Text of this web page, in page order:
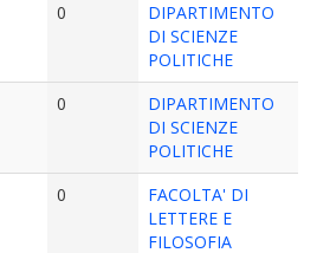
0
DIPARTIMENTO
DI SCIENZE
POLITICHE
0
DIPARTIMENTO
DI SCIENZE
POLITICHE
0
FACOLTA' DI
LETTERE E
FILOSOFIA